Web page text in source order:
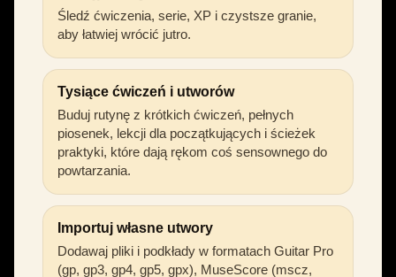
Śledź ćwiczenia, serie, XP i czystsze granie,
aby łatwiej wrócić jutro.
Tysiące ćwiczeń i utworów
Buduj rutynę z krótkich ćwiczeń, pełnych
piosenek, lekcji dla początkujących i ścieżek
praktyki, które dają rękom coś sensownego do
powtarzania.
Importuj własne utwory
Dodawaj pliki i podkłady w formatach Guitar Pro
(gp, gp3, gp4, gp5, gpx), MuseScore (mscz,